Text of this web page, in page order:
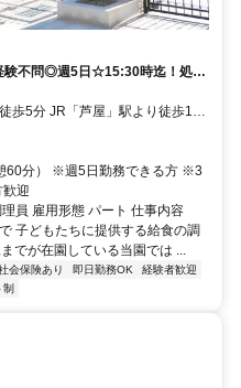
験不問◎週5日☆15:30時迄！処遇
歩5分 JR「芦屋」駅より徒歩17
60分） ※週5日勤務できる方 ※3
迎
員 雇用形態 パート 仕事内容
子どもたちに提供する給食の調
でが在園している当園では ...
会保険あり 即日勤務OK
経験者歓迎
制